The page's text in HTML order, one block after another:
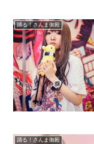
踊る！さんま御殿
踊る！さんま御殿